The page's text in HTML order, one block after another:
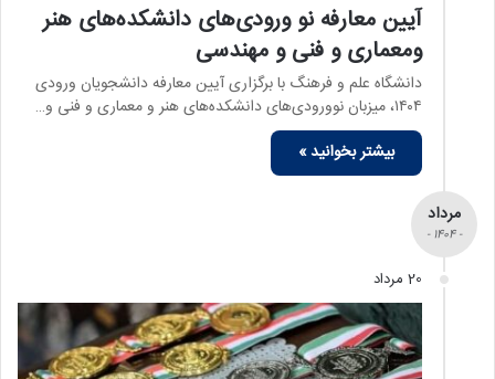
آیین معارفه نو ورودی‌های دانشکده‌های هنر
ومعماری و فنی و مهندسی
دانشگاه علم و فرهنگ با برگزاری آیین معارفه دانشجویان ورودی
۱۴۰۴، میزبان نوورودی‌های دانشکده‌های هنر و معماری و فنی و…
بیشتر بخوانید »
مرداد
- 1404 -
20 مرداد